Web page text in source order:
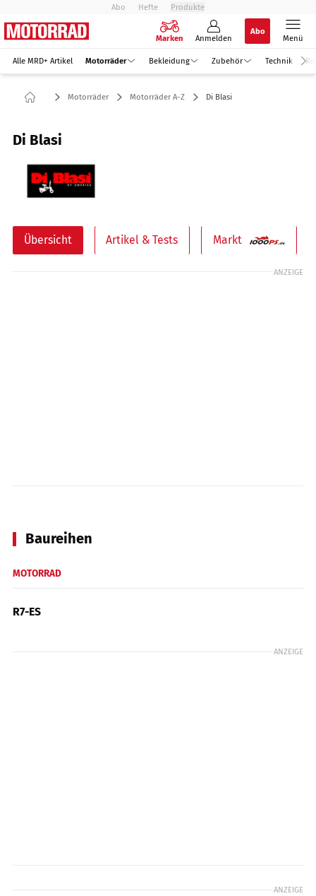
Abo Hefte Produkte
Marken Anmelden
Abo
Menü
Alle MRD+ Artikel Motorräder Bekleidung Zubehör Technik
Motorräder Motorräder A-Z Di Blasi
Di Blasi
Übersicht Artikel & Tests Markt
ANZEIGE
Baureihen
MOTORRAD
R7-ES
ANZEIGE
ANZEIGE